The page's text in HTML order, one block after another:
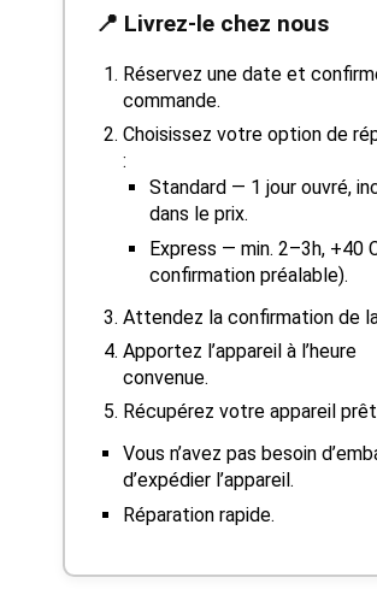
📍 Livrez-le chez nous
Réservez une date et
commande.
Choisissez votre option de
:
Standard — 1 jour ouvré,
dans le prix.
Express — min. 2–3h, +40
confirmation préalable).
Attendez la confirmation de
Apportez l’appareil à l’heure
convenue.
Récupérez votre appareil
Vous n’avez pas besoin
d’expédier l’appareil.
Réparation rapide.